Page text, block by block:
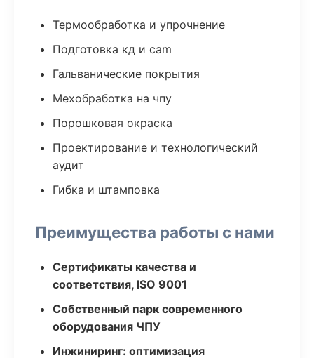
Термообработка и упрочнение
Подготовка кд и cam
Гальванические покрытия
Мехобработка на чпу
Порошковая окраска
Проектирование и технологический
аудит
Гибка и штамповка
Преимущества работы с нами
Сертификаты качества и
соответствия, ISO 9001
Собственный парк современного
оборудования ЧПУ
Инжиниринг: оптимизация